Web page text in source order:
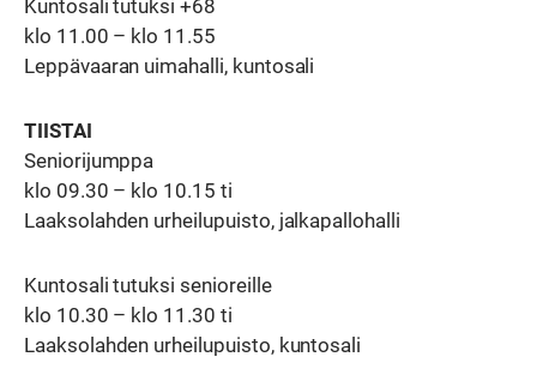
Kuntosali tutuksi +68
klo 11.00 – klo 11.55
Leppävaaran uimahalli, kuntosali
TIISTAI
Seniorijumppa
klo 09.30 – klo 10.15 ti
Laaksolahden urheilupuisto, jalkapallohalli
Kuntosali tutuksi senioreille
klo 10.30 – klo 11.30 ti
Laaksolahden urheilupuisto, kuntosali